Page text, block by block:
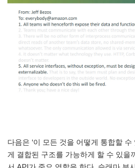
다음은 ‘이 모든 것을 어떻게 통합할 수
게 결합된 구조를 가능하게 할 수 있을